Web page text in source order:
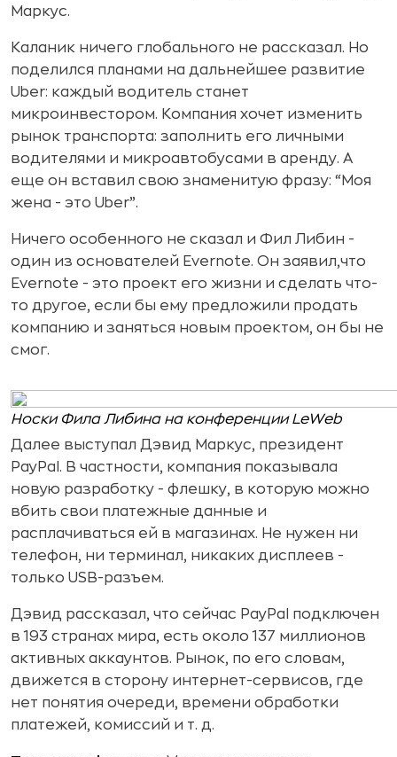
Маркус.
Каланик ничего глобального не рассказал. Но
поделился планами на дальнейшее развитие
Uber: каждый водитель станет
микроинвестором. Компания хочет изменить
рынок транспорта: заполнить его личными
водителями и микроавтобусами в аренду. А
еще он вставил свою знаменитую фразу: “Моя
жена - это Uber”.
Ничего особенного не сказал и Фил Либин -
один из основателей Evernote. Он заявил,что
Evernote - это проект его жизни и сделать что-
то другое, если бы ему предложили продать
компанию и заняться новым проектом, он бы не
смог.
Носки Фила Либина на конференции LeWeb
Далее выступал Дэвид Маркус, президент
PayPal. В частности, компания показывала
новую разработку - флешку, в которую можно
вбить свои платежные данные и
расплачиваться ей в магазинах. Не нужен ни
телефон, ни терминал, никаких дисплеев -
только USB-разъем.
Дэвид рассказал, что сейчас PayPal подключен
в 193 странах мира, есть около 137 миллионов
активных аккаунтов. Рынок, по его словам,
движется в сторону интернет-сервисов, где
нет понятия очереди, времени обработки
платежей, комиссий и т. д.